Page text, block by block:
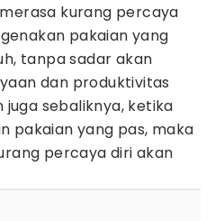
kurang percaya
pakaian yang
tanpa sadar akan
dan produktivitas
juga sebaliknya, ketika
pakaian yang pas, maka
percaya diri akan